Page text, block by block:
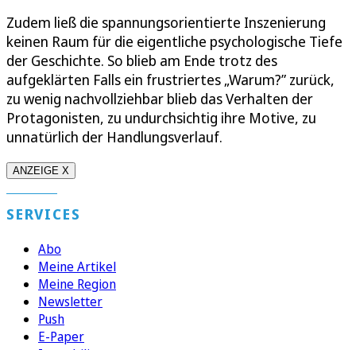
Zudem ließ die spannungsorientierte Inszenierung
keinen Raum für die eigentliche psychologische Tiefe
der Geschichte. So blieb am Ende trotz des
aufgeklärten Falls ein frustriertes „Warum?” zurück,
zu wenig nachvollziehbar blieb das Verhalten der
Protagonisten, zu undurchsichtig ihre Motive, zu
unnatürlich der Handlungsverlauf.
ANZEIGE X
SERVICES
Abo
Meine Artikel
Meine Region
Newsletter
Push
E-Paper